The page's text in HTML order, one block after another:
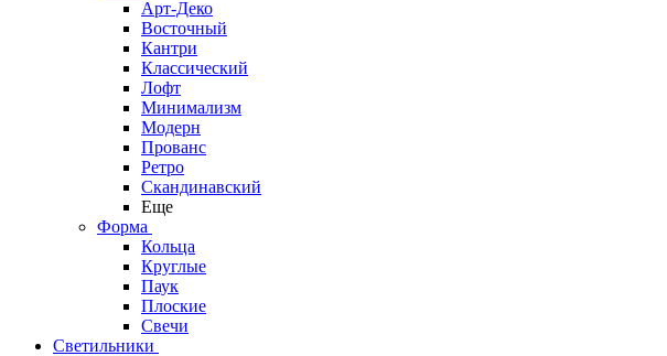
Арт-Деко
Восточный
Кантри
Классический
Лофт
Минимализм
Модерн
Прованс
Ретро
Скандинавский
Еще
Форма
Кольца
Круглые
Паук
Плоские
Свечи
Светильники